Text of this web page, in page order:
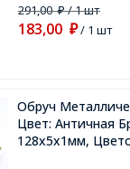
291,00₽/ 1 шт
183,00 ₽/ 1 шт
Обруч Металлический
Цвет: Античная
128х5х1мм,